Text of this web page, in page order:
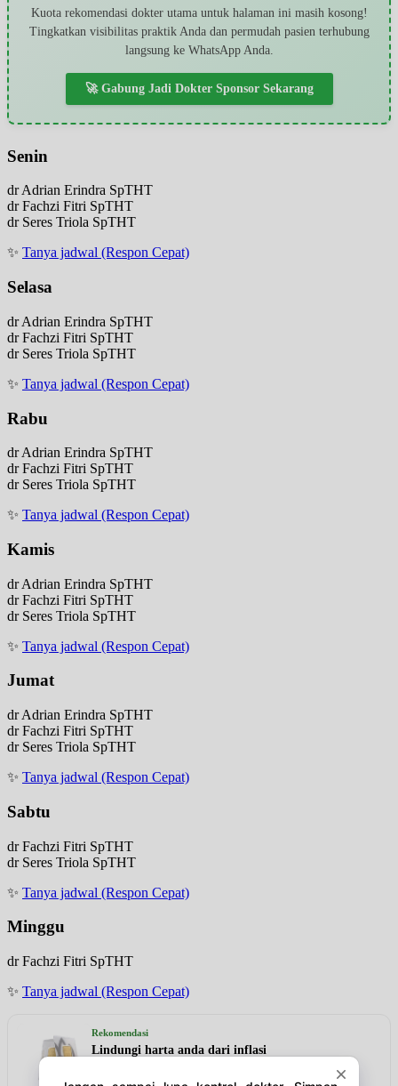
Kuota rekomendasi dokter utama untuk halaman ini masih kosong!
Tingkatkan visibilitas praktik Anda dan permudah pasien terhubung
langsung ke WhatsApp Anda.
🚀 Gabung Jadi Dokter Sponsor Sekarang
Senin
dr Adrian Erindra SpTHT
dr Fachzi Fitri SpTHT
dr Seres Triola SpTHT
✨ Tanya jadwal (Respon Cepat)
Selasa
dr Adrian Erindra SpTHT
dr Fachzi Fitri SpTHT
dr Seres Triola SpTHT
✨ Tanya jadwal (Respon Cepat)
Rabu
dr Adrian Erindra SpTHT
dr Fachzi Fitri SpTHT
dr Seres Triola SpTHT
✨ Tanya jadwal (Respon Cepat)
Kamis
dr Adrian Erindra SpTHT
dr Fachzi Fitri SpTHT
dr Seres Triola SpTHT
✨ Tanya jadwal (Respon Cepat)
Jumat
dr Adrian Erindra SpTHT
dr Fachzi Fitri SpTHT
dr Seres Triola SpTHT
✨ Tanya jadwal (Respon Cepat)
Sabtu
dr Fachzi Fitri SpTHT
dr Seres Triola SpTHT
✨ Tanya jadwal (Respon Cepat)
Minggu
dr Fachzi Fitri SpTHT
✨ Tanya jadwal (Respon Cepat)
Rekomendasi
Lindungi harta anda dari inflasi